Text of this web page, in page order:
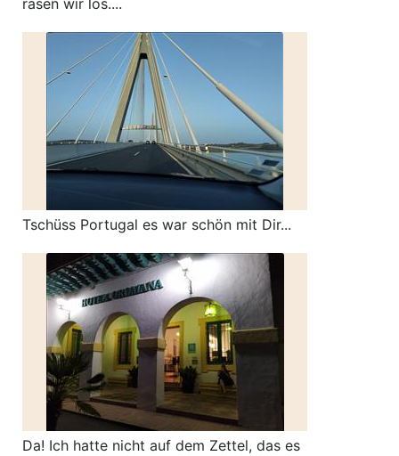
rasen wir los....
Tschüss Portugal es war schön mit Dir...
Da! Ich hatte nicht auf dem Zettel, das es